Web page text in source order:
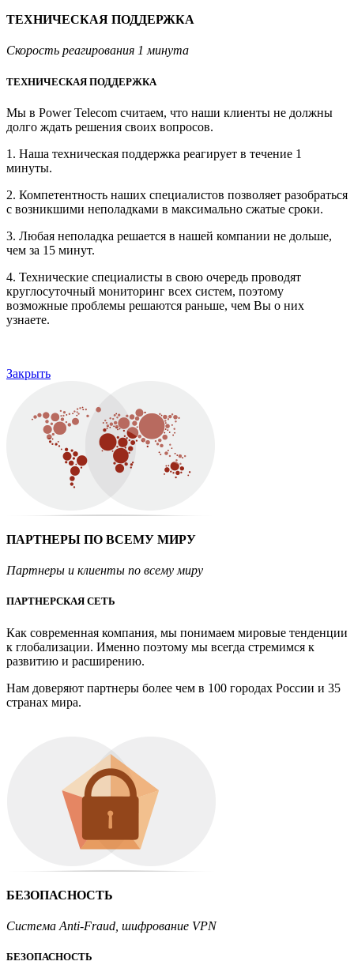
ТЕХНИЧЕСКАЯ ПОДДЕРЖКА
Скорость реагирования 1 минута
ТЕХНИЧЕСКАЯ ПОДДЕРЖКА
Мы в Power Telecom считаем, что наши клиенты не должны
долго ждать решения своих вопросов.
1. Наша техническая поддержка реагирует в течение 1
минуты.
2. Компетентность наших специалистов позволяет разобраться
с возникшими неполадками в максимально сжатые сроки.
3. Любая неполадка решается в нашей компании не дольше,
чем за 15 минут.
4. Технические специалисты в свою очередь проводят
круглосуточный мониторинг всех систем, поэтому
возможные проблемы решаются раньше, чем Вы о них
узнаете.
Закрыть
ПАРТНЕРЫ ПО ВСЕМУ МИРУ
Партнеры и клиенты по всему миру
ПАРТНЕРСКАЯ СЕТЬ
Как современная компания, мы понимаем мировые тенденции
к глобализации. Именно поэтому мы всегда стремимся к
развитию и расширению.
Нам доверяют партнеры более чем в 100 городах России и 35
странах мира.
БЕЗОПАСНОСТЬ
Система Anti-Fraud, шифрование VPN
БЕЗОПАСНОСТЬ